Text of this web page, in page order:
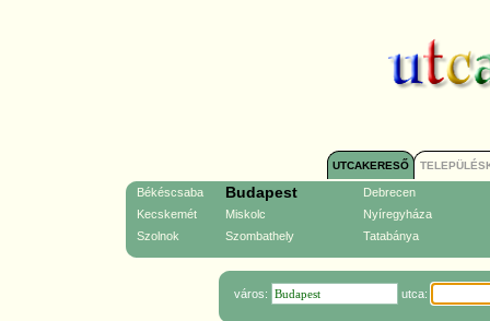
UTCAKERESŐ
Békéscsaba Budapest
Debrecen
Kecskemét
Miskolc
Nyíregyháza
Szolnok
Szombathely Tatabánya
város: utca: